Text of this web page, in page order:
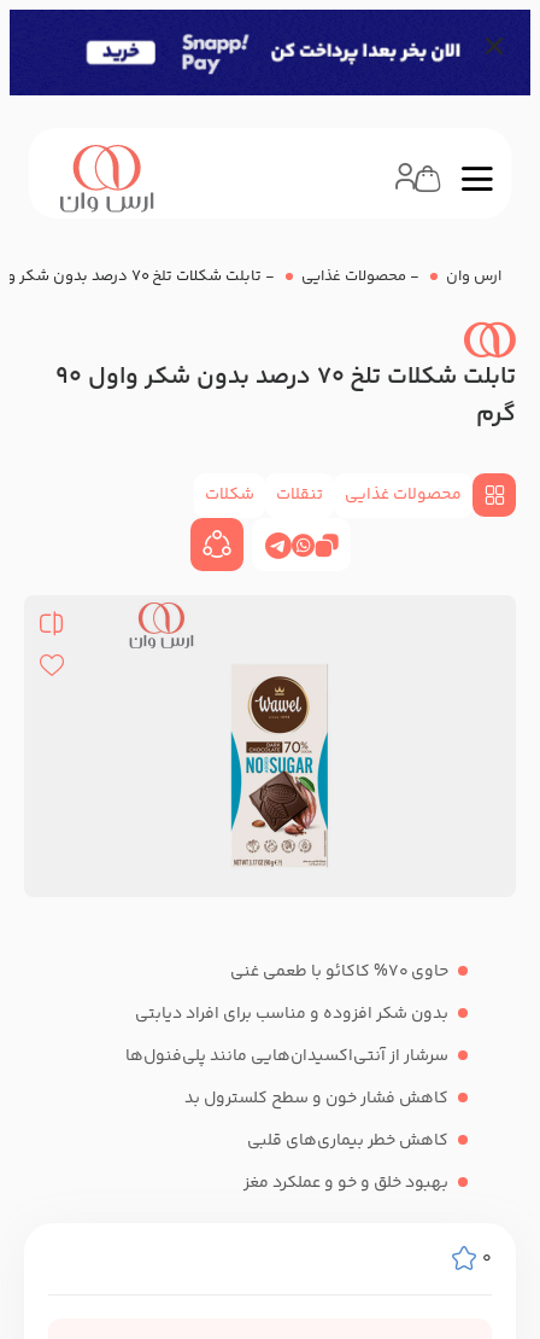
ارس وان - محصولات غذایی - تابلت شکلات تلخ 70 درصد بدون شکر واول 90 گرم
تابلت شکلات تلخ 70 درصد بدون شکر واول 90
گرم
محصولات غذایی تنقلات شکلات
حاوی 70% کاکائو با طعمی غنی
بدون شکر افزوده و مناسب برای افراد دیابتی
سرشار از آنتی‌اکسیدان‌هایی مانند پلی‌فنول‌ها
کاهش فشار خون و سطح کلسترول بد
کاهش خطر بیماری‌های قلبی
بهبود خلق و خو و عملکرد مغز
0